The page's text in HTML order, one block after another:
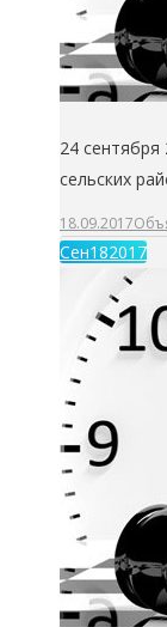
24
сельских
18.09.2017
Сен182017